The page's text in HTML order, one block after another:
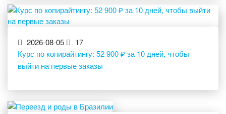
2026-08-05
17
Курс по копирайтингу: 52 900 ₽ за 10 дней, чтобы
выйти на первые заказы